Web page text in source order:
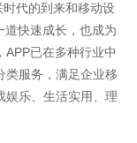
代的到来和移动设
道快速成长，也成为
已在多种行业中
类服务，满足企业移
娱乐、生活实用、理